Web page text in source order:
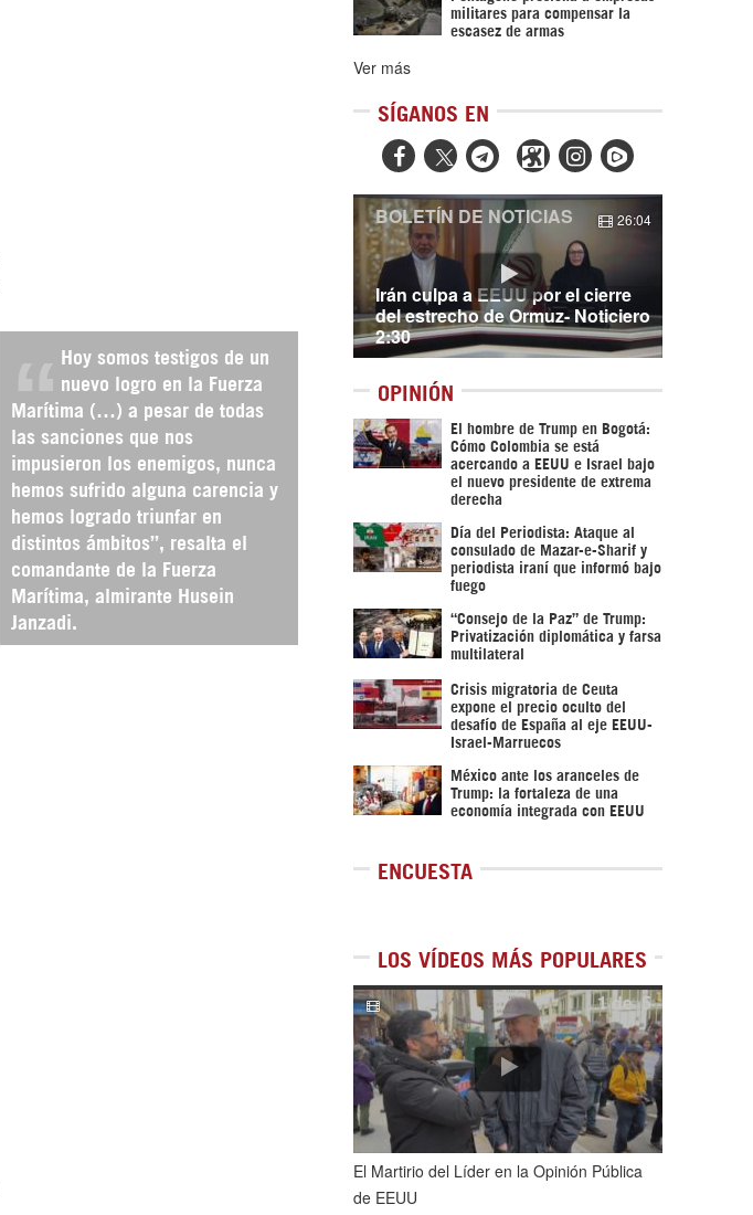
Hoy somos testigos de un
nuevo logro en la Fuerza
Marítima (…) a pesar de todas
las sanciones que nos
impusieron los enemigos, nunca
hemos sufrido alguna carencia y
hemos logrado triunfar en
distintos ámbitos”, resalta el
comandante de la Fuerza
Marítima, almirante Husein
Janzadi.
militares para compensar la
escasez de armas
Ver más
SÍGANOS EN
  
Irán culpa a EEUU por el cierre
del estrecho de Ormuz- Noticiero
2:30
BOLETÍN DE NOTICIAS 26:04
OPINIÓN
El hombre de Trump en Bogotá:
Cómo Colombia se está
acercando a EEUU e Israel bajo
el nuevo presidente de extrema
derecha
Día del Periodista: Ataque al
consulado de Mazar-e-Sharif y
periodista iraní que informó bajo
fuego
“Consejo de la Paz” de Trump:
Privatización diplomática y farsa
multilateral
Crisis migratoria de Ceuta
expone el precio oculto del
desafío de España al eje EEUU-
Israel-Marruecos
México ante los aranceles de
Trump: la fortaleza de una
economía integrada con EEUU
ENCUESTA
LOS VÍDEOS MÁS POPULARES
1de5
El Martirio del Líder en la Opinión Pública
de EEUU